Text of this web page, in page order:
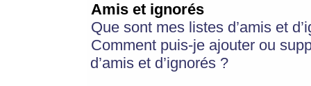
Amis et ignorés
Que sont mes listes d’amis et
Comment puis-je ajouter ou
d’amis et d’ignorés ?